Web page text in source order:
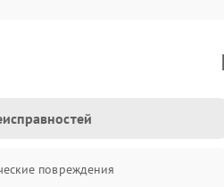
повреждения